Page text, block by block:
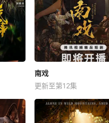
南戏
更新至第12集